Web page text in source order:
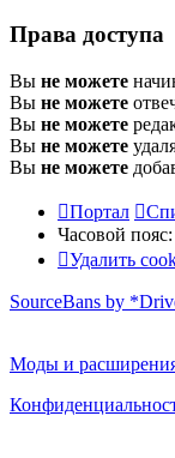
Права доступа
Вы не можете
Вы не можете
Вы не можете
Вы не можете
Вы не можете
Портал
Часовой пояс:
Удалить
SourceBans by
Моды и